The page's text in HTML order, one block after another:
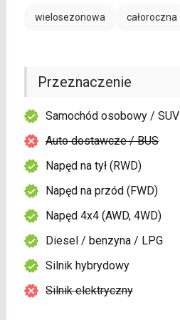
wielosezonowa całoroczna
Przeznaczenie
Samochód osobowy / SUV
Auto dostawcze / BUS
Napęd na tył (RWD)
Napęd na przód (FWD)
Napęd 4x4 (AWD, 4WD)
Diesel / benzyna / LPG
Silnik hybrydowy
Silnik elektryczny